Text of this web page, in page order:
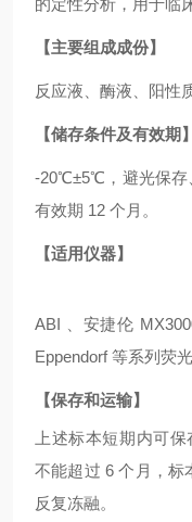
的定性分析，用于临
【主要组成成份】
反应液、酶液、阳性
【储存条件及有效期】
-20℃±5℃，避光保存
有效期 12 个月。
【适用仪器】
ABI 、安捷伦
Eppendorf 等系列荧
【保存和运输】
上述标本短期内可保
不能超过 6 个月，
反复冻融。